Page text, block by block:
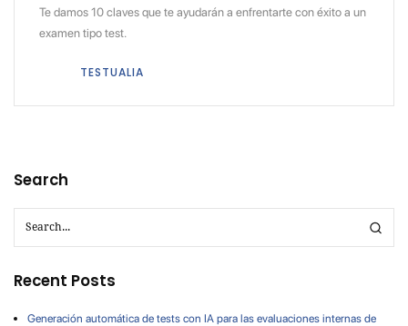
Te damos 10 claves que te ayudarán a enfrentarte con éxito a un
examen tipo test.
TESTUALIA
Search
Recent Posts
Generación automática de tests con IA para las evaluaciones internas de